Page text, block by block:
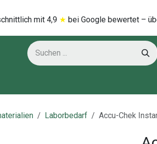
mi​t 4,9 ★ bei Google bewertet –
Laborbedarf Accu-Chek